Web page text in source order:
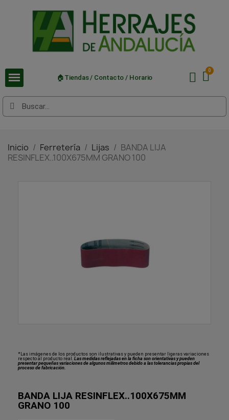
🏠Tiendas / Contacto / Horario
Inicio Ferretería Lijas
BANDA LIJA
RESINFLEX..100X675MM GRANO 100
*Las imágenes de los productos son ilustrativas y pueden presentar ligeras variaciones
respecto al producto real. Las medidas reflejadas en la ficha son orientativas y pueden
presentar pequeñas variaciones de algunos milímetros debido a las tolerancias propias del
proceso de fabricación.
BANDA LIJA RESINFLEX..100X675MM
GRANO 100